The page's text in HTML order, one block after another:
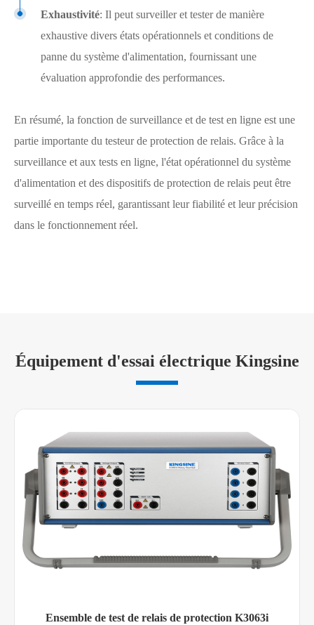
Exhaustivité: Il peut surveiller et tester de manière
exhaustive divers états opérationnels et conditions de
panne du système d'alimentation, fournissant une
évaluation approfondie des performances.
En résumé, la fonction de surveillance et de test en ligne est une
partie importante du testeur de protection de relais. Grâce à la
surveillance et aux tests en ligne, l'état opérationnel du système
d'alimentation et des dispositifs de protection de relais peut être
surveillé en temps réel, garantissant leur fiabilité et leur précision
dans le fonctionnement réel.
Équipement d'essai électrique Kingsine
Ensemble de test de relais de protection K3063i